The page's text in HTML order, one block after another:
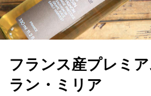
フランス産プレミ
ラン・ミリア